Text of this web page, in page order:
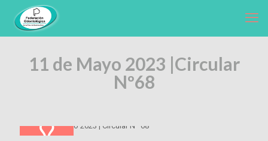
11 de Mayo 2023 |Circular
Nº68